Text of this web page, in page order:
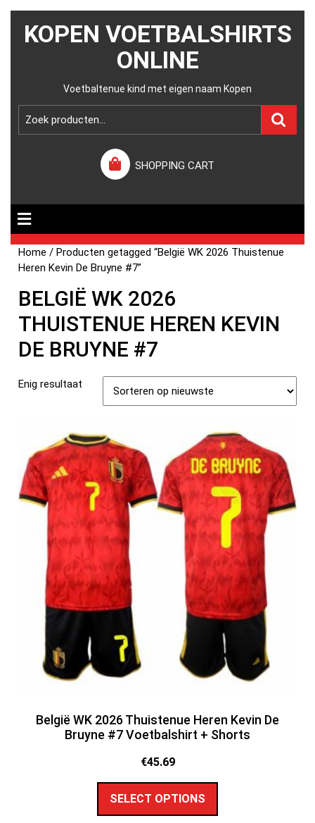
KOPEN VOETBALSHIRTS
ONLINE
Voetbaltenue kind met eigen naam Kopen
SHOPPING CART
Home / Producten getagged “België WK 2026 Thuistenue
Heren Kevin De Bruyne #7”
BELGIË WK 2026
THUISTENUE HEREN KEVIN
DE BRUYNE #7
Enig resultaat
België WK 2026 Thuistenue Heren Kevin De
Bruyne #7 Voetbalshirt + Shorts
€45.69
SELECT OPTIONS